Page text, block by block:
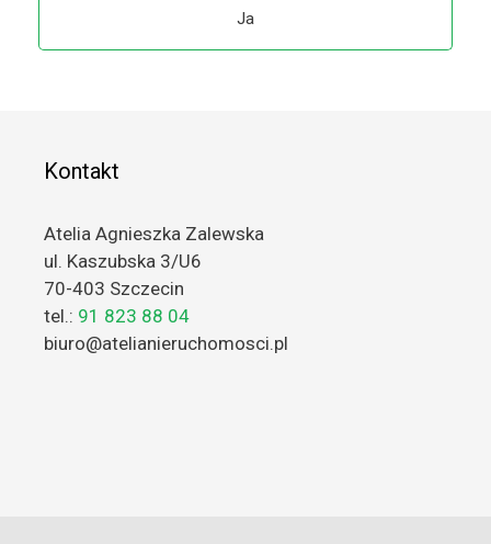
Ja
Kontakt
Atelia Agnieszka Zalewska
ul. Kaszubska 3/U6
70-403 Szczecin
tel.: 91 823 88 04
biuro@atelianieruchomosci.pl